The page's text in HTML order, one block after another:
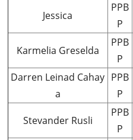
Jessica
PPB
P
Karmelia Greselda
PPB
P
Darren Leinad Cahay
a
PPB
P
Stevander Rusli
PPB
P